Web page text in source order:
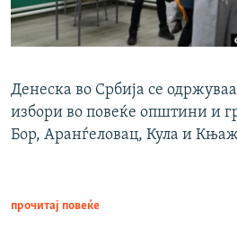
Денеска во Србија се
избори во повеќе општини и
Бор, Аранѓеловац, Кула и
прочитај повеќе